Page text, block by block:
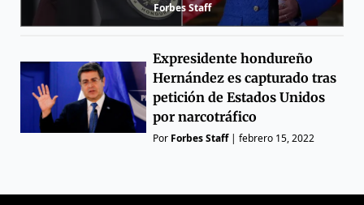
Forbes Staff
Expresidente hondureño
Hernández es capturado tras
petición de Estados Unidos
por narcotráfico
Por Forbes Staff|febrero 15, 2022